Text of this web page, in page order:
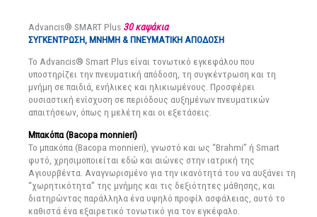
Advancis® SMART Plus 30καψάκια
ΣΥΓΚΕΝΤΡΩΣΗ, ΜΝΗΜΗ & ΠΝΕΥΜΑΤΙΚΗ ΑΠΟΔΟΣΗ
Το Advancis® Smart Plus είναι τονωτικό εγκεφάλου που
υποστηρίζει την πνευματική απόδοση, τη συγκέντρωση και τη
μνήμη σε παιδιά, ενήλικες και ηλικιωμένους. Προσφέρει
ουσιαστική ενίσχυση σε περιόδους αυξημένων πνευματικών
απαιτήσεων, όπως η μελέτη και οι εξετάσεις.
Μπακόπα (Bacopa monnieri)
Το μπακόπα (Bacopa monnieri), γνωστό και ως “Brahmi” ή Smart
φυτό, χρησιμοποιείται εδώ και αιώνες στην ιατρική της
Αγιουρβέντα. Αναγνωρισμένο για την ικανότητά του να αυξάνει τη
“χωρητικότητα” της μνήμης και τις δεξιότητες μάθησης, και
διατηρώντας παράλληλα ένα υψηλό προφίλ ασφάλειας, αυτό το
καθιστά ένα εξαιρετικό τονωτικό για τον εγκέφαλο.